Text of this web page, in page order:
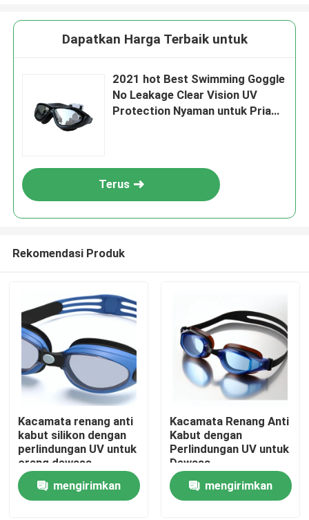
Rumah
Dapatkan Harga Terbaik untuk
2021 hot Best Swimming Goggle
No Leakage Clear Vision UV
Protection Nyaman untuk Pria
Terus
Rekomendasi Produk
Kacamata renang anti
kabut silikon dengan
perlindungan UV untuk
orang dewasa
mengirimkan
Kacamata Renang Anti
Kabut dengan
Perlindungan UV untuk
Dewasa
mengirimkan